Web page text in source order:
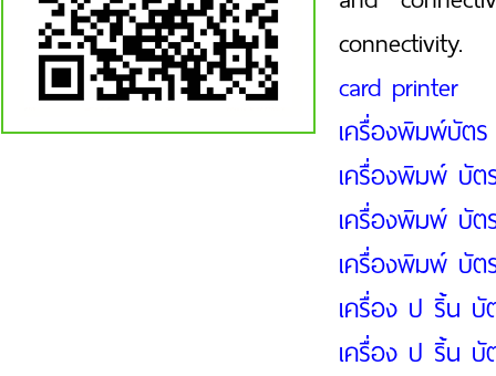
connectivity.
card printer
เครื่องพิมพ์บัตร
เครื่องพิมพ์ บั
เครื่องพิมพ์ บั
เครื่องพิมพ์ บัต
เครื่อง ป ริ้น
เครื่อง ป ริ้น บั